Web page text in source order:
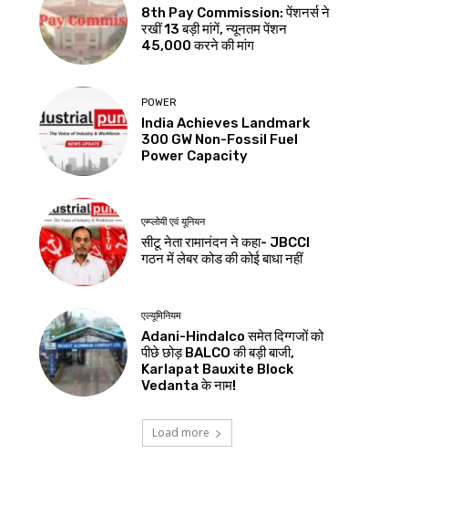
8th Pay Commission: पेंशनर्स ने
रखीं 13 बड़ी मांगें, न्यूनतम पेंशन
₹45,000 करने की मांग
POWER
India Achieves Landmark
300 GW Non-Fossil Fuel
Power Capacity
एम्प्लोयी एवं यूनियन
सीटू नेता रामानंदन ने कहा- JBCCI
गठन में लेबर कोड की कोई बाधा नहीं
एल्यूमिनियम
Adani-Hindalco समेत दिग्गजों को
पीछे छोड़ BALCO की बड़ी बाजी,
Karlapat Bauxite Block
Vedanta के नाम!
Load more